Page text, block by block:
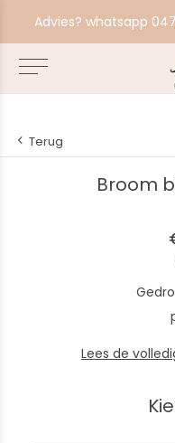
Advies? whatsapp
Terug
Broom
Lees de